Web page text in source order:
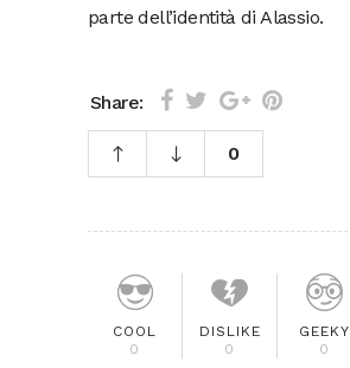
parte dell’identità di Alassio.
Share:
0
COOL
0
DISLIKE
0
GEEKY
0